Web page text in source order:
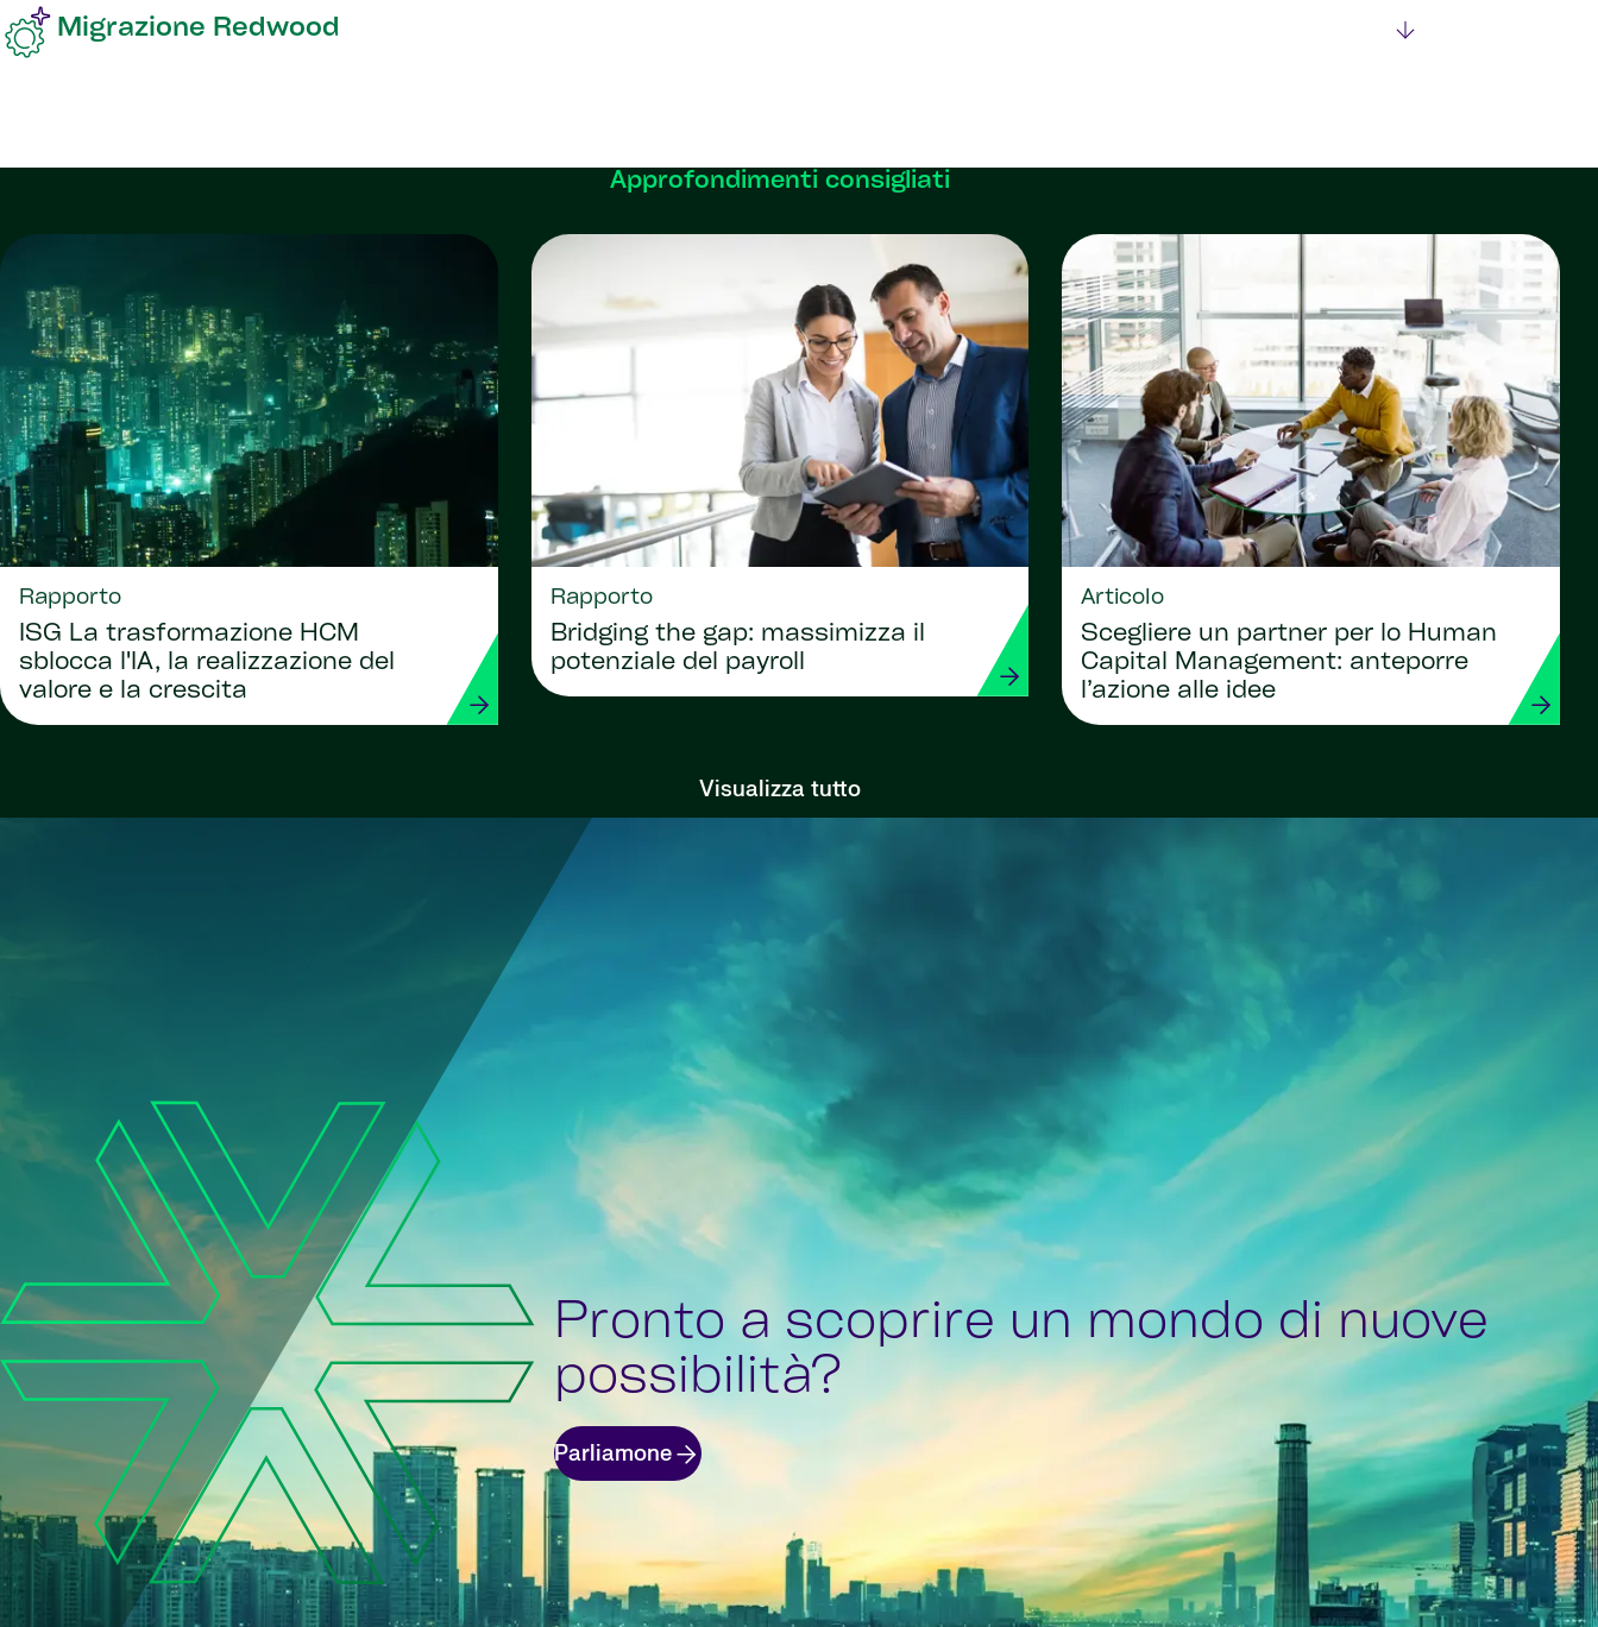
Migrazione Redwood
Approfondimenti consigliati
Rapporto
ISG La trasformazione HCM
sblocca l'IA, la realizzazione del
valore e la crescita
Rapporto
Bridging the gap: massimizza il
potenziale del payroll
Articolo
Scegliere un partner per lo Human
Capital Management: anteporre
l’azione alle idee
Visualizza tutto
Pronto a scoprire un mondo di nuove
possibilità?
Parliamone